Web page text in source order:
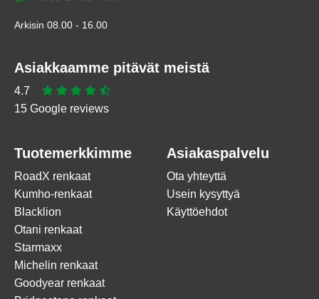
Arkisin 08.00 - 16.00
Asiakkaamme pitävät meistä
4.7
15 Google reviews
Tuotemerkkimme
RoadX renkaat
Kumho-renkaat
Blacklion
Otani renkaat
Starmaxx
Michelin renkaat
Goodyear renkaat
Asiakaspalvelu
Ota yhteyttä
Usein kysyttyä
Käyttöehdot